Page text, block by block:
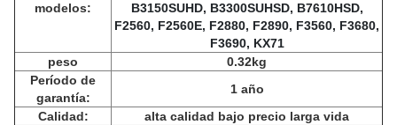
modelos:
B3150SUHD, B3300SUHSD, B7610HSD,
F2560, F2560E, F2880, F2890, F3560, F3680,
F3690, KX71
peso
0.32kg
Período de
garantía:
1 año
Calidad:
alta calidad bajo precio larga vida